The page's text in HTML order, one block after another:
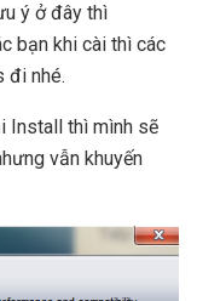
ý ở đây thì
bạn khi cài thì các
đi nhé.
Install thì mình sẽ
vẫn khuyến